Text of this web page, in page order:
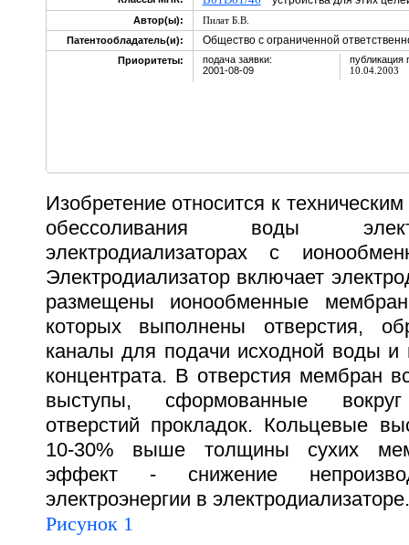
Автор(ы):
Пилат Б.В.
Патентообладатель(и):
Общество с ограниченной
Приоритеты:
подача заявки:
2001-08-09
публикация
10.04.2003
Изобретение относится к
обессоливания воды
электродиализаторах с
Электродиализатор включает
размещены ионообменные
которых выполнены отверстия,
каналы для подачи исходной воды и
концентрата. В отверстия мембран
выступы, сформованные вокруг
отверстий прокладок. Кольцевые
10-30% выше толщины сухих
эффект - снижение
электроэнергии в
Рисунок 1